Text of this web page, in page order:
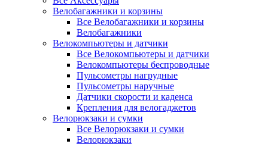
Велобагажники и корзины
Все Велобагажники и корзины
Велобагажники
Велокомпьютеры и датчики
Все Велокомпьютеры и датчики
Велокомпьютеры беспроводные
Пульсометры нагрудные
Пульсометры наручные
Датчики скорости и каденса
Крепления для велогаджетов
Велорюкзаки и сумки
Все Велорюкзаки и сумки
Велорюкзаки